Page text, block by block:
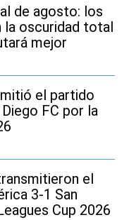
de agosto: los
la oscuridad total
mejor
el partido
FC por la
el
3-1 San
Cup 2026